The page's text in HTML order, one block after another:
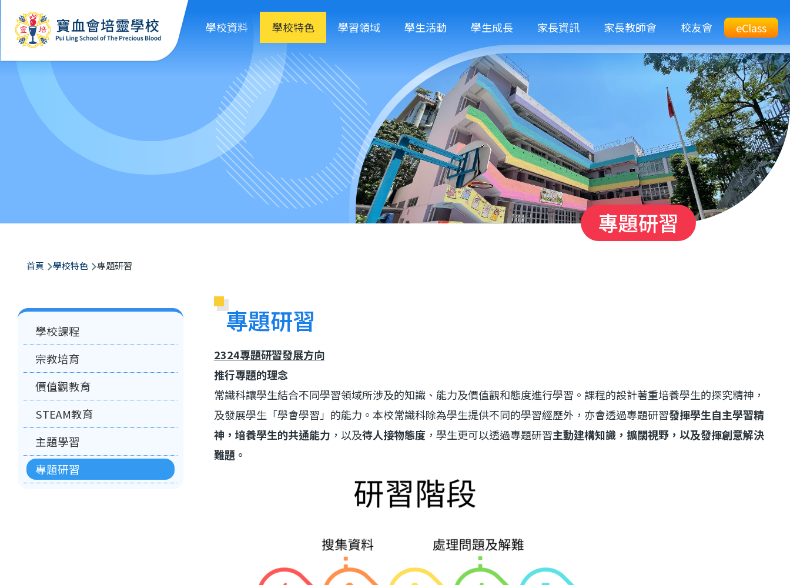
移至主內容
學校資料 學校特色 學習領域 學生活動 學生成長 家長資訊 家長教師會 校友會
Top
eClass
Btn
eClass
專題研習
航
結
首頁 學校特色 專題研習
專題研習
2324專題研習發展方向
推行專題的理念
常識科讓學生結合不同學習領域所涉及的知識、能力及價值觀和態度進行學習。課程的設計著重培養學生的探究精神，
及發展學生「學會學習」的能力。本校常識科除為學生提供不同的學習經歷外，亦會透過專題研習發揮學生自主學習精
神，培養學生的共通能力 ，以及待人接物態度，學生更可以透過專題研習主動建構知識，擴闊視野，以及發揮創意解決
難題。
Main
navigation
學校課程
宗教培育
價值觀教育
STEAM教育
主題學習
專題研習